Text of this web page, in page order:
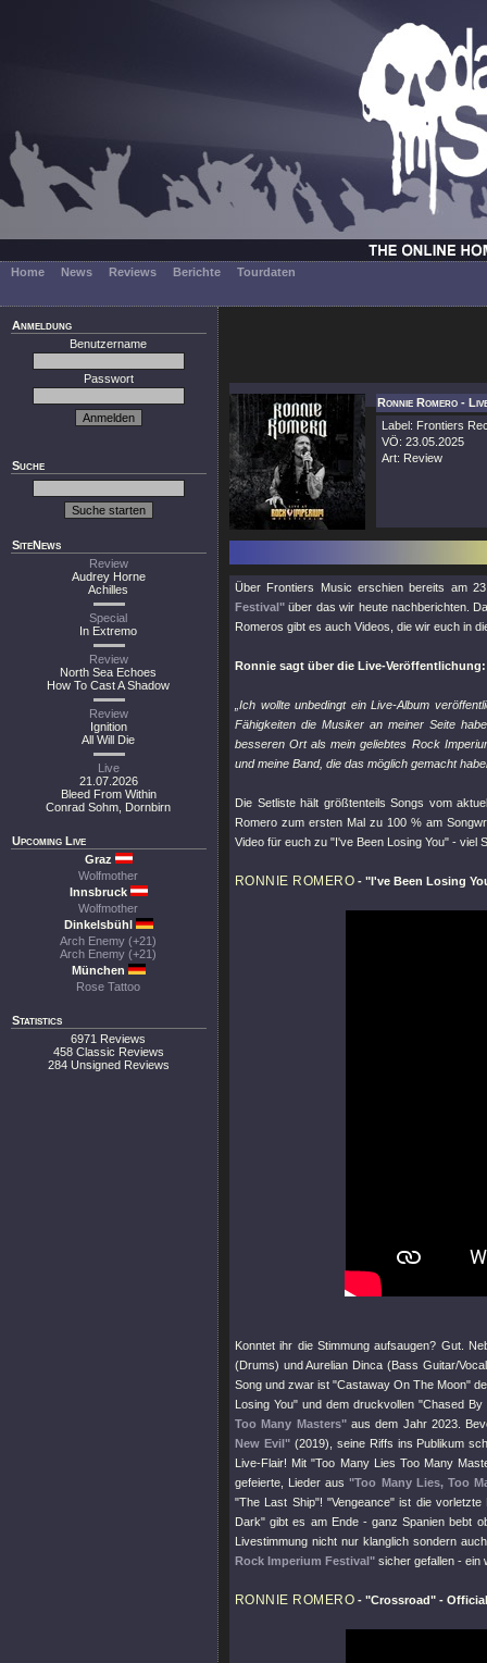
Home News Reviews Berichte Tourdaten
Anmeldung
Benutzername
Passwort
Suche
SiteNews
Review
Audrey Horne
Achilles
Special
In Extremo
Review
North Sea Echoes
How To Cast A Shadow
Review
Ignition
All Will Die
Live
21.07.2026
Bleed From Within
Conrad Sohm, Dornbirn
Upcoming Live
Graz
Wolfmother
Innsbruck
Wolfmother
Dinkelsbühl
Arch Enemy (+21)
Arch Enemy (+21)
München
Rose Tattoo
Statistics
6971 Reviews
458 Classic Reviews
284 Unsigned Reviews
Ronnie Romero -
Label: Frontiers
VÖ: 23.05.2025
Art: Review
Über Frontiers Music erschien bereits am
Festival" über das wir heute nachberichten.
Romeros gibt es auch Videos, die wir euch in
Ronnie sagt über die Live-Veröffentlichung:
„Ich wollte unbedingt ein Live-Album
Fähigkeiten die Musiker an meiner Seite
besseren Ort als mein geliebtes Rock
und meine Band, die das möglich gemacht
Die Setliste hält größtenteils Songs vom
Romero zum ersten Mal zu 100 % am
Video für euch zu "I've Been Losing You" - viel
RONNIE ROMERO -"I've Been Losing
Konntet ihr die Stimmung aufsaugen? Gut.
(Drums) und Aurelian Dinca (Bass Guitar/
Song und zwar ist"Castaway On The Moon"
Losing You"und dem druckvollen "Chased By
Too Many Masters"aus dem Jahr 2023.
New Evil"(2019), seine Riffs ins Publikum
Live-Flair! Mit"Too Many Lies Too Many
gefeierte, Lieder aus"Too Many Lies, Too
"The Last Ship"!"Vengeance" ist die
Dark" gibt es am Ende - ganz Spanien bebt
Livestimmung nicht nur klanglich sondern
Rock Imperium Festival" sicher gefallen - ein
RONNIE ROMERO -"Crossroad" -